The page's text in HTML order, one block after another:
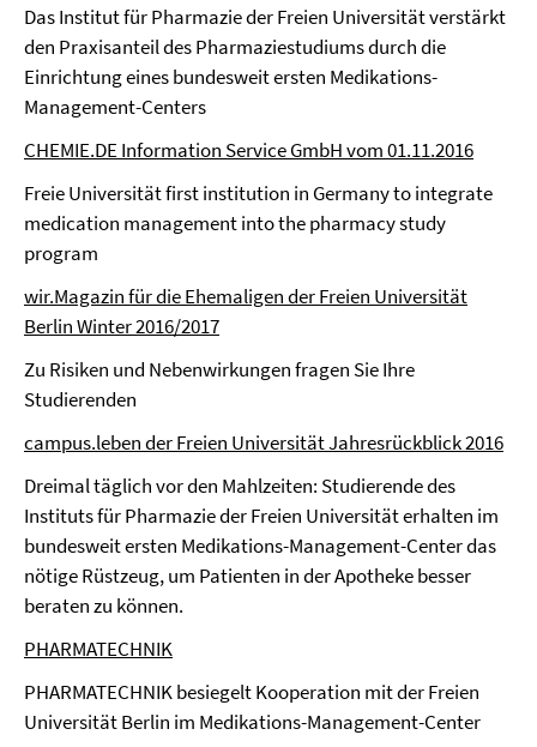
Das Institut für Pharmazie der Freien Universität verstärkt
den Praxisanteil des Pharmaziestudiums durch die
Einrichtung eines bundesweit ersten Medikations-
Management-Centers
CHEMIE.DE Information Service GmbH vom 01.11.2016
Freie Universität first institution in Germany to integrate
medication management into the pharmacy study
program
wir.Magazin für die Ehemaligen der Freien Universität
Berlin Winter 2016/2017
Zu Risiken und Nebenwirkungen fragen Sie Ihre
Studierenden
campus.leben der Freien Universität Jahresrückblick 2016
Dreimal täglich vor den Mahlzeiten: Studierende des
Instituts für Pharmazie der Freien Universität erhalten im
bundesweit ersten Medikations-Management-Center das
nötige Rüstzeug, um Patienten in der Apotheke besser
beraten zu können.
PHARMATECHNIK
PHARMATECHNIK besiegelt Kooperation mit der Freien
Universität Berlin im Medikations-Management-Center